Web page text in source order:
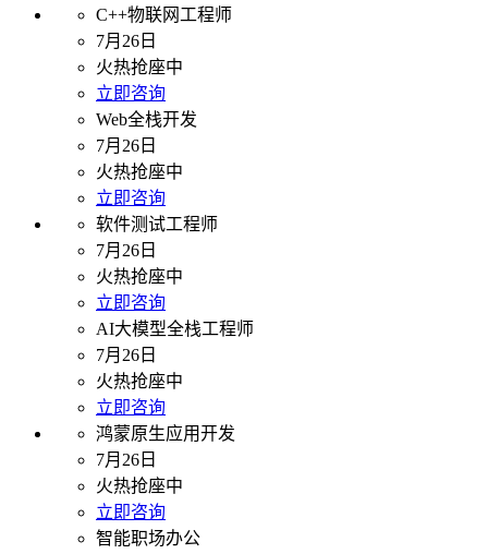
C++物联网工程师
7月26日
火热抢座中
立即咨询
Web全栈开发
7月26日
火热抢座中
立即咨询
软件测试工程师
7月26日
火热抢座中
立即咨询
AI大模型全栈工程师
7月26日
火热抢座中
立即咨询
鸿蒙原生应用开发
7月26日
火热抢座中
立即咨询
智能职场办公